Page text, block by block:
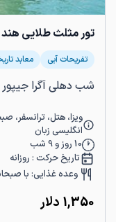
تور مثلث طلایی هند
تفریحات آبی معابد
شب دهلی آگرا جیپور
ویزا، هتل، ترانسفر،
انگلیسی زبان
10 روز و9 شب
تاریخ حرکت : روزانه
وعده غذایی:با
1,350 دلار